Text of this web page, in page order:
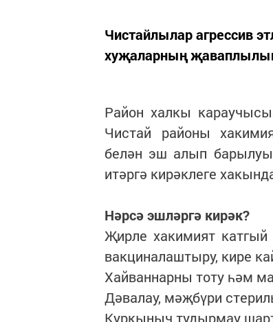
Чистайлылар агрессив
хуҗаларның
Район халкы
Чистай районы
белән эш алып
итәргә кирәклеге
Нәрсә эшләргә кирәк?
Җирле хакимият катгый
вакциналаштыру, кире
Хайваннарны тоту һәм
Дәвалау, мәҗбүри
Куркыныч тудырмау